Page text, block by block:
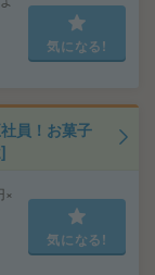
気になる!
員！お菓子
×
気になる!